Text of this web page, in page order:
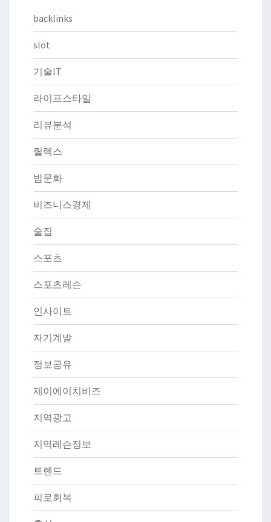
backlinks
slot
기술IT
라이프스타일
리뷰분석
릴렉스
밤문화
비즈니스경제
술집
스포츠
스포츠레슨
인사이트
자기계발
정보공유
제이에이치비즈
지역광고
지역레슨정보
트렌드
피로회복